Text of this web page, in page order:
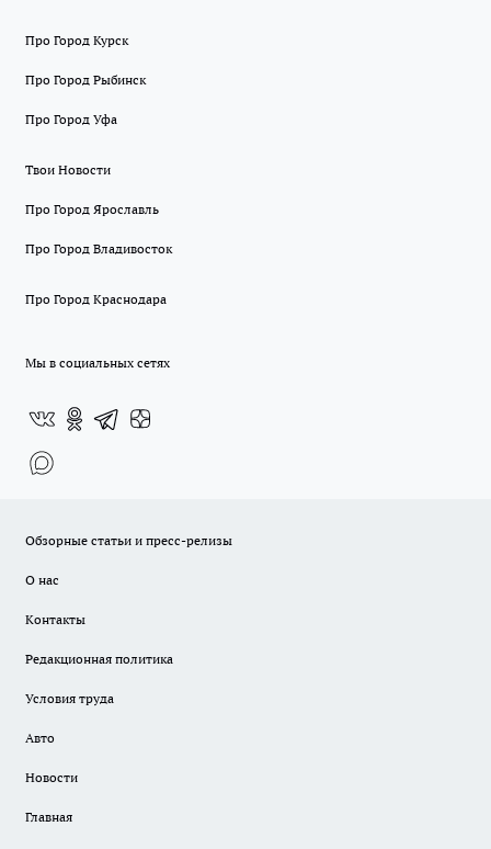
Про Город Курск
Про Город Рыбинск
Про Город Уфа
Твои Новости
Про Город Ярославль
Про Город Владивосток
Про Город Краснодара
Мы в социальных сетях
Обзорные статьи и пресс-релизы
О нас
Контакты
Редакционная политика
Условия труда
Авто
Новости
Главная